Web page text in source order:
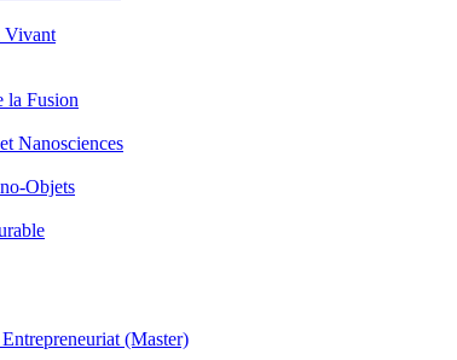
Vivant
la Fusion
Nanosciences
Objets
(Master)